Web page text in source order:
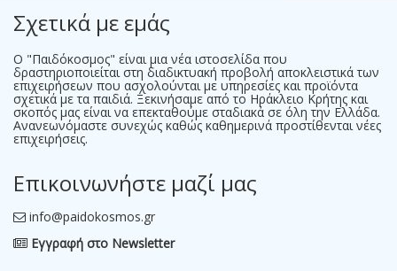
Σχετικά με εμάς
Ο "Παιδόκοσμος" είναι μια νέα ιστοσελίδα που
δραστηριοποιείται στη διαδικτυακή προβολή αποκλειστικά των
επιχειρήσεων που ασχολούνται με υπηρεσίες και προϊόντα
σχετικά με τα παιδιά. Ξεκινήσαμε από το Ηράκλειο Κρήτης και
σκοπός μας είναι να επεκταθούμε σταδιακά σε όλη την Ελλάδα.
Ανανεωνόμαστε συνεχώς καθώς καθημερινά προστίθενται νέες
επιχειρήσεις.
Επικοινωνήστε μαζί μας
info@paidokosmos.gr
Εγγραφή στο Newsletter